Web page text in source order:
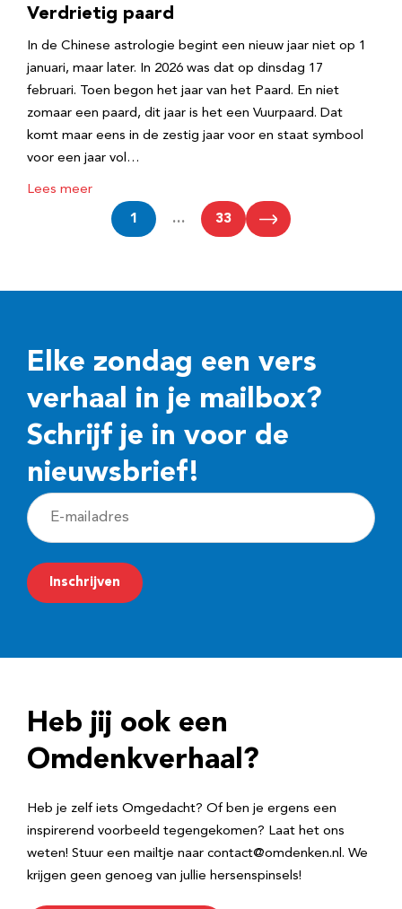
Verdrietig paard
In de Chinese astrologie begint een nieuw jaar niet op 1
januari, maar later. In 2026 was dat op dinsdag 17
februari. Toen begon het jaar van het Paard. En niet
zomaar een paard, dit jaar is het een Vuurpaard. Dat
komt maar eens in de zestig jaar voor en staat symbool
voor een jaar vol…
Lees meer
1 … 33
Elke zondag een vers
verhaal in je mailbox?
Schrijf je in voor de
nieuwsbrief!
E
-
m
a
r
e
Inschrijven
Heb jij ook een
Omdenkverhaal?
Heb je zelf iets Omgedacht? Of ben je ergens een
inspirerend voorbeeld tegengekomen? Laat het ons
weten! Stuur een mailtje naar contact@omdenken.nl. We
krijgen geen genoeg van jullie hersenspinsels!